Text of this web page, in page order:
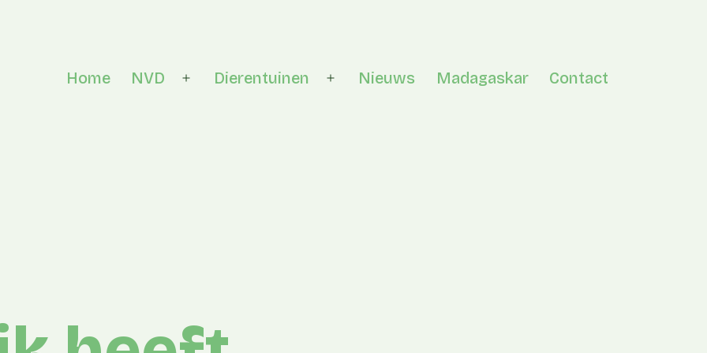
Home
NVD
Open menu
Dierentuinen
Open menu
Nieuws Madagaskar Contact